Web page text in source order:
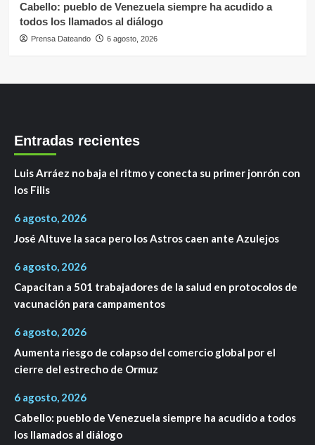
Cabello: pueblo de Venezuela siempre ha acudido a
todos los llamados al diálogo
Prensa Dateando 6 agosto, 2026
Entradas recientes
Luis Arráez no baja el ritmo y conecta su primer jonrón con
los Filis
6 agosto, 2026
José Altuve la saca pero los Astros caen ante Azulejos
6 agosto, 2026
Capacitan a 501 trabajadores de la salud en protocolos de
vacunación para campamentos
6 agosto, 2026
Aumenta riesgo de colapso del comercio global por el
cierre del estrecho de Ormuz
6 agosto, 2026
Cabello: pueblo de Venezuela siempre ha acudido a todos
los llamados al diálogo